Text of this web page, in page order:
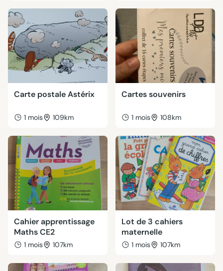
Carte postale Astérix
1 mois 109km
Cartes souvenirs
1 mois 108km
Cahier apprentissage
Maths CE2
1 mois 107km
Lot de 3 cahiers
maternelle
1 mois 107km